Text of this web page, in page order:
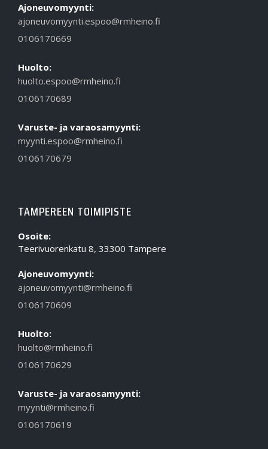
Ajoneuvomyynti:
ajoneuvomyynti.espoo@rmheino.fi
0106170669
Huolto:
huolto.espoo@rmheino.fi
0106170689
Varuste- ja varaosamyynti:
myynti.espoo@rmheino.fi
0106170679
TAMPEREEN TOIMIPISTE
Osoite:
Teerivuorenkatu 8, 33300 Tampere
Ajoneuvomyynti:
ajoneuvomyynti@rmheino.fi
0106170609
Huolto:
huolto@rmheino.fi
0106170629
Varuste- ja varaosamyynti:
myynti@rmheino.fi
0106170619